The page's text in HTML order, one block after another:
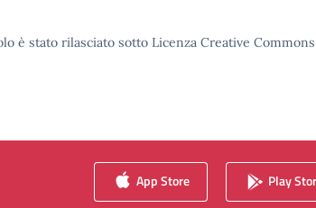
è stato rilasciato sotto Licenza Creative
App Store Play